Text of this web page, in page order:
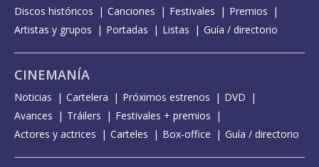
Discos históricos
Canciones Festivales
Premios
Artistas y grupos
Portadas Listas Guía / directorio
CINEMANÍA
Noticias Cartelera Próximos estrenos
DVD
Avances
Tráilers
Festivales + premios
Actores y actrices
Carteles Box-office Guía / directorio